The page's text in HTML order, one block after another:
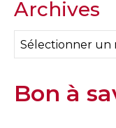
Archives
Archives
Bon à